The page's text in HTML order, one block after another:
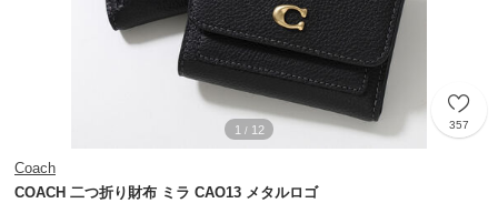
1 / 12 357
Coach
COACH 二つ折り財布 ミラ CAO13 メタルロゴ